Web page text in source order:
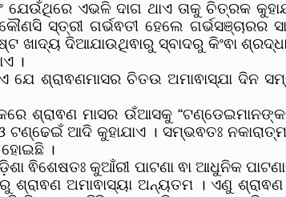
ଯେଉଁଥିରେ ଏଭଳି ଦାଗ ଥାଏ ତାକୁ ଚିତ୍ରକ
ସ୍ତ୍ରୀ ଗର୍ଭଵତୀ ହେଲେ ଗର୍ଭସଞ୍ଚାରର
ଖାଦ୍ୟ ଦିଆଯାଉଥିଵାରୁ ସ୍ବାଦରୁ କିଂଵା
।
ଯେ ଶ୍ରାଵଣମାସର ଚିତଉ ଅମାଵାସ୍ଯା ଦିନ
ଶ୍ରାଵଣ ମାସର ଉଁଆସକୁ
ଟଣ୍ଢେଇଁ ଆଦି କୁହାଯାଏ । ସମ୍ଭଵତଃ
ହୋଇଛି ।
ଵିଶେଷତଃ କୁଆଁରୀ ପାଟଣା ଵା ଆଧୁନିକ
ଶ୍ରାଵଣ ଅମାଵାସ୍ୟା ଅନ୍ୟତମ । ଏଣୁ